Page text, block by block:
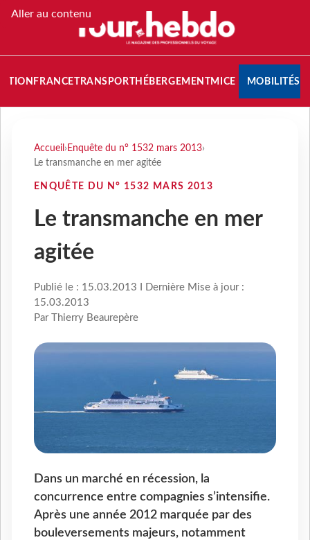
Aller au contenu
FRANCETRANSPORT HÉBERGEMENTMICE MOBILITÉS
Accueil › Enquête du n° 1532 mars 2013›
Le transmanche en mer agitée
ENQUÊTE DU N° 1532 MARS 2013
Le transmanche en mer
agitée
Publié le : 15.03.2013 I Dernière Mise à jour :
15.03.2013
Par Thierry Beaurepère
Dans un marché en récession, la
concurrence entre compagnies s’intensifie.
Après une année 2012 marquée par des
bouleversements majeurs, notamment